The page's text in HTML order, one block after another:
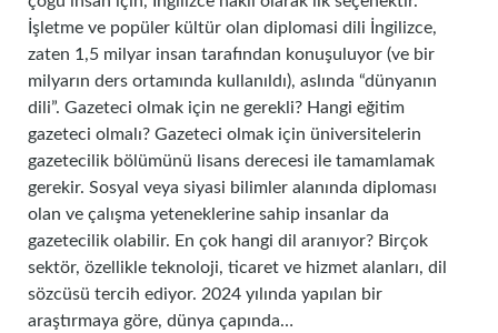
İşletme ve popüler kültür olan diplomasi dili İngilizce,
zaten 1,5 milyar insan tarafından konuşuluyor (ve bir
milyarın ders ortamında kullanıldı), aslında “dünyanın
dili”. Gazeteci olmak için ne gerekli? Hangi eğitim
gazeteci olmalı? Gazeteci olmak için üniversitelerin
gazetecilik bölümünü lisans derecesi ile tamamlamak
gerekir. Sosyal veya siyasi bilimler alanında diploması
olan ve çalışma yeteneklerine sahip insanlar da
gazetecilik olabilir. En çok hangi dil aranıyor? Birçok
sektör, özellikle teknoloji, ticaret ve hizmet alanları, dil
sözcüsü tercih ediyor. 2024 yılında yapılan bir
araştırmaya göre, dünya çapında…